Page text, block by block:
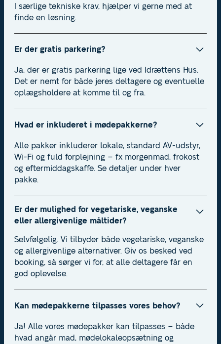
I særlige tekniske krav, hjælper vi gerne med at
finde en løsning.
Er der gratis parkering?
Ja, der er gratis parkering lige ved Idrættens Hus.
Det er nemt for både jeres deltagere og eventuelle
oplægsholdere at komme til og fra.
Hvad er inkluderet i mødepakkerne?
Alle pakker inkluderer lokale, standard AV-udstyr,
Wi-Fi og fuld forplejning – fx morgenmad, frokost
og eftermiddagskaffe. Se detaljer under hver
pakke.
Er der mulighed for vegetariske, veganske
eller allergivenlige måltider?
Selvfølgelig. Vi tilbyder både vegetariske, veganske
og allergivenlige alternativer. Giv os besked ved
booking, så sørger vi for, at alle deltagere får en
god oplevelse.
Kan mødepakkerne tilpasses vores behov?
Ja! Alle vores mødepakker kan tilpasses – både
hvad angår mad, mødelokaleopsætning og